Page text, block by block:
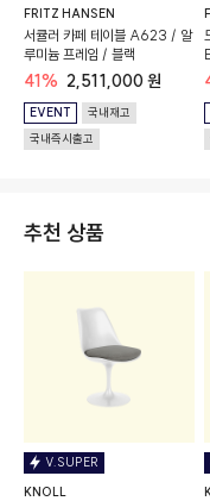
FRITZ HANSEN
서큘러 카페 테이블 A623 / 알
루미늄 프레임 / 블랙
41% 2,511,000 원
EVENT
국내재고
국내즉시출고
추천 상품
V.SUPER
KNOLL